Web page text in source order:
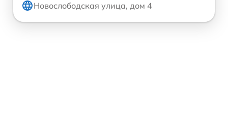
Новослободская улица, дом 4